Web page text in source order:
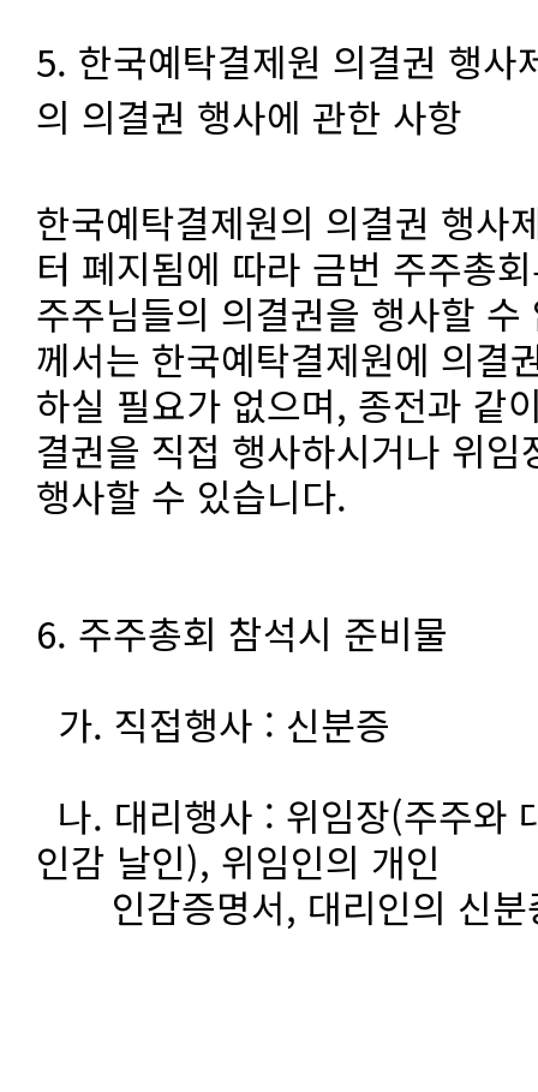
5. 한국예탁결제원 의결권 행사
의 의결권 행사에 관한 사항
한국예탁결제원의 의결권 행사
터 폐지됨에 따라 금번 주주총
주주님들의 의결권을 행사할
께서는 한국예탁결제원에 의결
하실 필요가 없으며, 종전과 같
결권을 직접 행사하시거나 위
행사할 수 있습니다.
6. 주주총회 참석시 준비물
가. 직접행사 : 신분증
나. 대리행사 : 위임장(주주와
인감 날인), 위임인의 개인
인감증명서, 대리인의 신분